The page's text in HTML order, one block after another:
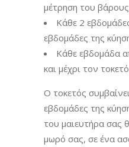
μέτρηση του βάρους
Κάθε 2
εβδομάδες της
Κάθε εβδομάδα
και μέχρι τον
Ο τοκετός
εβδομάδες της
του μαιευτήρα σας
μωρό σας, σε ένα